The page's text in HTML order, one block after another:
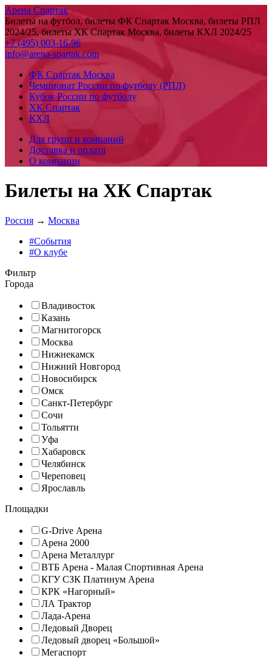
Арена Спартак
Билеты на футбол, билеты ФК Спартак Москва, билеты РПЛ
2024/25, билеты ХК Спартак Москва, билеты КХЛ 2024/25
+7 (495) 003-16-96
info@arena-spartak.com
ФК Спартак Москва
Чемпионат России по футболу (РПЛ)
Кубок России по футболу
ХК Спартак
КХЛ
Для групп и компаний
Доставка и оплата
О компании
Билеты на ХК Спартак
Россия → Москва
#События
#О клубе
Фильтр
Города
Владивосток
Казань
Магнитогорск
Москва
Нижнекамск
Нижний Новгород
Новосибирск
Омск
Санкт-Петербург
Сочи
Тольятти
Уфа
Хабаровск
Челябинск
Череповец
Ярославль
Площадки
G-Drive Арена
Арена 2000
Арена Металлург
ВТБ Арена - Малая Спортивная Арена
КГУ СЗК Платинум Арена
КРК «Нагорный»
ЛА Трактор
Лада-Арена
Ледовый Дворец
Ледовый дворец «Большой»
Мегаспорт